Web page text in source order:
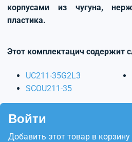
корпусами из чугуна,
пластика.
Этот комплектацич содержит
UC211-35G2L3
SCOU211-35
Войти
Добавить этот товар в корзину